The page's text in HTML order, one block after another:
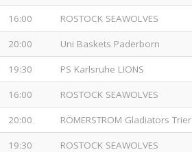
16:00 ROSTOCK SEAWOLVES
20:00 Uni Baskets Paderborn
19:30 PS Karlsruhe LIONS
16:00 ROSTOCK SEAWOLVES
20:00 RÖMERSTROM Gladiators Trier
19:30 ROSTOCK SEAWOLVES